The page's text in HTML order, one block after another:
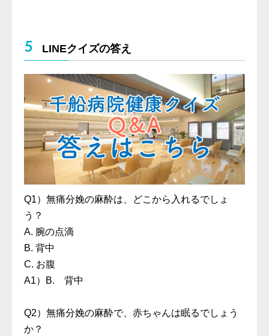
5 LINEクイズの答え
Q1）無痛分娩の麻酔は、どこから入れるでしょ
う？
A. 腕の点滴
B. 背中
C. お腹
A1）B. 背中
Q2）無痛分娩の麻酔で、赤ちゃんは眠るでしょう
か？